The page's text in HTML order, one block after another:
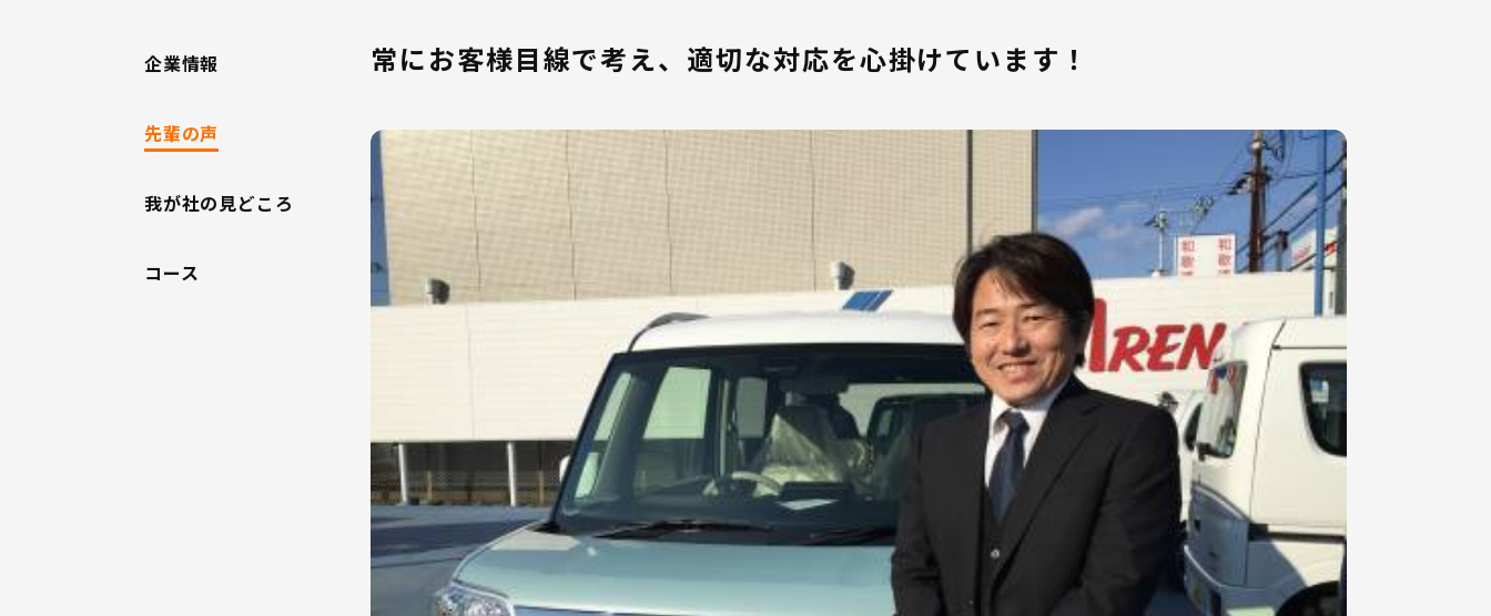
「人と関わることが好き」、「人が喜んでくれることを嬉しいと感じる」という方なら、きっとご活躍いただけま
す!!!
当社の大きな特徴を2つご紹介いたします！
1．スズキ(株)100％出資の直営ディーラー！
和歌山県のスズキ総代理店として県下9店舗を展開。
和歌山県で長く働きながら、賞与はなんと5.9ヶ月（2023年度実績）。
営業スキル・車の知識等を学べる充実した研修制度が自慢です。
年間休日は、自動車ディーラーでは多めの110日!!
2．安定した社風。営業・サービス両部門のチームワークが良い！
職場スタッフの雰囲気は「お店の雰囲気」としてお客様に伝わります。
営業スタッフとサービス〈技術）スタッフは日々協力しあい、
お客様にとって「入りやすく居心地の良いお店」を実現しています。
拠点同士や拠点の垣根を超えた交流や社員全体での食事会などもあります！
★和歌山県が好きな方
★人と接することが好きな方
★人の話を聴くことが好きな方
企業情報
先輩の声
我が社の見どころ
コース
常にお客様目線で考え、適切な対応を心掛けています！